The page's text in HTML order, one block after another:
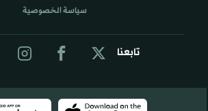
تابعنا
سياسة الخصوصية